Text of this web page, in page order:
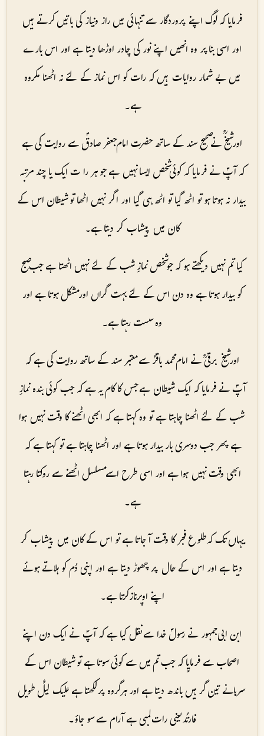
فرمایا کہ لوگ اپنے پروردگار سے تنہائی میں راز ونیاز کی باتیں کرتے ہیں
اور اسی بنا پر وہ انھیں اپنے نور کی چادر اوڑھا دیتا ہے اور اس بارے
میں بے شمار روایات ہیں کہ رات کو اس نماز کے لئے نہ اٹھنا مکروہ
ہے۔
اور شیخؒ نے صحیح سند کے ساتھ حضرت امام جعفر صادقؑ سے روایت کی ہے
کہ آپؑ نے فرمایا کہ کوئی شخص ایسا نہیں ہے جو ہر را ت ایک یا چند مرتبہ
بیدار نہ ہوتا ہو تو اٹھ گیا تو اٹھ ہی گیا اور اگر نہیں اٹھا تو شیطان اس کے
کان میں پیشاب کر دیتا ہے۔
کیا تم نہیں دیکھتے ہو کہ جو شخص نمازِ شب کے لئے نہیں اٹھتا ہے جب صبح
کو بیدار ہوتا ہے وہ دن اس کے لئے بہت گراں اور مشکل ہوتا ہے اور
وہ سست رہتا ہے۔
اور شیخ برقیؒ نے امام محمد باقرؑ سے معتبر سند کے ساتھ روایت کی ہے کہ
آپؑ نے فرمایا کہ ایک شیطان ہے جس کا کام یہ ہے کہ جب کوئی بندہ نمازِ
شب کے لئے اٹھنا چاہتا ہے تو وہ کہتا ہے کہ ابھی اٹھنے کا وقت نہیں ہوا
ہے پھر جب دوسری بار بیدار ہوتا ہے اور اٹھنا چاہتا ہے تو کہتا ہے کہ
ابھی وقت نہیں ہوا ہے اور اسی طرح اسے مسلسل اٹھنے سے روکتا رہتا
ہے۔
یہاں تک کہ طلوع فجر کا وقت آ جاتا ہے تو اس کے کان میں پیشاب کر
دیتا ہے اور اس کے حال پر چھوڑ دیتا ہے اور اپنی دُم کو ہلاتے ہوئے
اپنے اوپرناز کرتا ہے۔
ابن ابی جمہور نے رسولؐ خدا سے نقل کیا ہے کہ آپؐ نے ایک دن اپنے
اصحاب سے فرمایٍا کہ جب تم میں سے کوئی سوتا ہے تو شیطان اس کے
سرہانے تین گرہیں باندھ دیتا ہے اور ہر گروہ پر لکھتا ہے علیک لیلٌ طویل
فارتُد یعنی رات لمبی ہے آرام سے سو جاؤ۔